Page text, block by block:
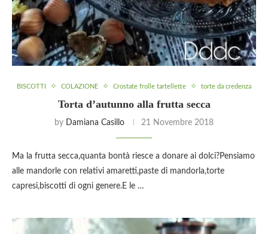
BISCOTTI COLAZIONE Crostate frolle tartellette torte da credenza
Torta d’autunno alla frutta secca
by Damiana Casillo 21 Novembre 2018
Ma la frutta secca,quanta bontà riesce a donare ai dolci?Pensiamo
alle mandorle con relativi amaretti,paste di mandorla,torte
capresi,biscotti di ogni genere.E le …